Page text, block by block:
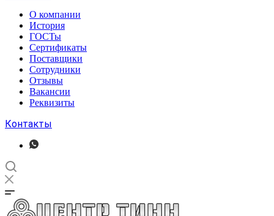
О компании
История
ГОСТы
Сертификаты
Поставщики
Сотрудники
Отзывы
Вакансии
Реквизиты
Контакты